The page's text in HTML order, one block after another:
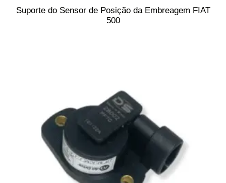
Suporte do Sensor de Posição da Embreagem FIAT
500